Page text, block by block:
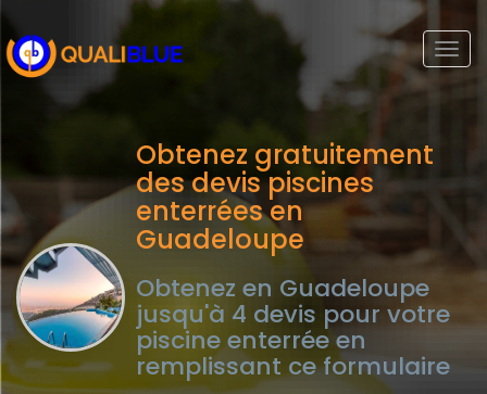
Obtenez gratuitement
des devis piscines
enterrées en
Guadeloupe
Obtenez en Guadeloupe
jusqu'à 4 devis pour votre
piscine enterrée en
remplissant ce formulaire